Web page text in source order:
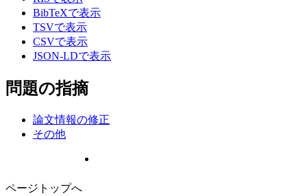
BibTeXで表示
TSVで表示
CSVで表示
JSON-LDで表示
問題の指摘
論文情報の修正
その他
ページトップへ